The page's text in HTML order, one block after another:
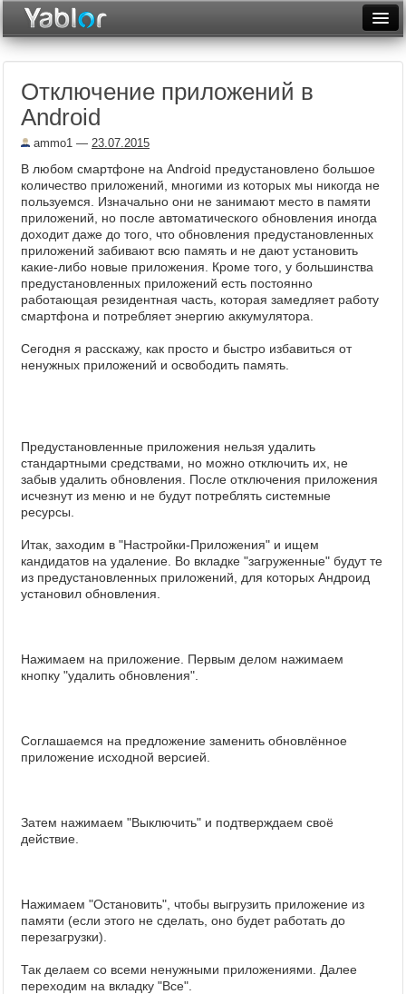
Неделя
Рейтинги
Архив
Фототоп
Видеотоп
Отключение приложений в
Android
ammo1 — 23.07.2015
В любом смартфоне на Android предустановлено большое
количество приложений, многими из которых мы никогда не
пользуемся. Изначально они не занимают место в памяти
приложений, но после автоматического обновления иногда
доходит даже до того, что обновления предустановленных
приложений забивают всю память и не дают установить
какие-либо новые приложения. Кроме того, у большинства
предустановленных приложений есть постоянно
работающая резидентная часть, которая замедляет работу
смартфона и потребляет энергию аккумулятора.
Сегодня я расскажу, как просто и быстро избавиться от
ненужных приложений и освободить память.
Предустановленные приложения нельзя удалить
стандартными средствами, но можно отключить их, не
забыв удалить обновления. После отключения приложения
исчезнут из меню и не будут потреблять системные
ресурсы.
Итак, заходим в "Настройки-Приложения" и ищем
кандидатов на удаление. Во вкладке "загруженные" будут те
из предустановленных приложений, для которых Андроид
установил обновления.
Нажимаем на приложение. Первым делом нажимаем
кнопку "удалить обновления".
Соглашаемся на предложение заменить обновлённое
приложение исходной версией.
Затем нажимаем "Выключить" и подтверждаем своё
действие.
Нажимаем "Остановить", чтобы выгрузить приложение из
памяти (если этого не сделать, оно будет работать до
перезагрузки).
Так делаем со всеми ненужными приложениями. Далее
переходим на вкладку "Все".